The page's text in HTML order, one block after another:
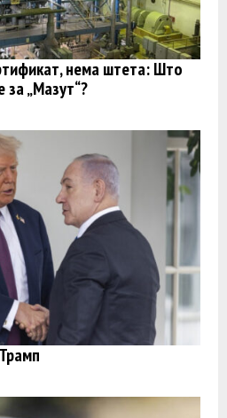
нема штета: Што
„Мазут“?